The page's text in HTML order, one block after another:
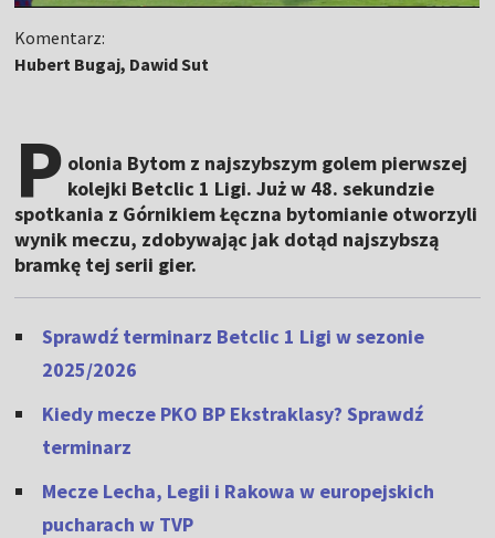
Komentarz:
Hubert Bugaj, Dawid Sut
P olonia Bytom z najszybszym golem pierwszej
kolejki Betclic 1 Ligi. Już w 48. sekundzie
spotkania z Górnikiem Łęczna bytomianie otworzyli
wynik meczu, zdobywając jak dotąd najszybszą
bramkę tej serii gier.
Sprawdź terminarz Betclic 1 Ligi w sezonie
2025/2026
Kiedy mecze PKO BP Ekstraklasy? Sprawdź
terminarz
Mecze Lecha, Legii i Rakowa w europejskich
pucharach w TVP